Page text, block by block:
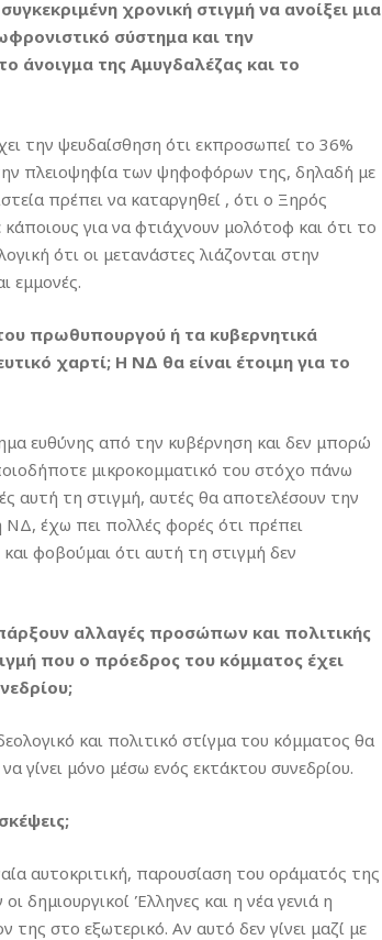
χρονική στιγμή να ανοίξει μια
σύστημα και την
άνοιγμα της Αμυγδαλέζας και το
την ψευδαίσθηση ότι εκπροσωπεί το 36%
πλειοψηφία των ψηφοφόρων της, δηλαδή με
πρέπει να καταργηθεί , ότι ο Ξηρός
κάποιους για να φτιάχνουν μολότοφ και ότι το
ότι οι μετανάστες λιάζονται στην
εμμονές.
πρωθυπουργού ή τα κυβερνητικά
χαρτί; Η ΝΔ θα είναι έτοιμη για το
ευθύνης από την κυβέρνηση και δεν μπορώ
μικροκομματικό του στόχο πάνω
αυτή τη στιγμή, αυτές θα αποτελέσουν την
έχω πει πολλές φορές ότι πρέπει
φοβούμαι ότι αυτή τη στιγμή δεν
αλλαγές προσώπων και πολιτικής
που ο πρόεδρος του κόμματος έχει
και πολιτικό στίγμα του κόμματος θα
γίνει μόνο μέσω ενός εκτάκτου συνεδρίου.
αυτοκριτική, παρουσίαση του οράματός της
δημιουργικοί Έλληνες και η νέα γενιά η
στο εξωτερικό. Αν αυτό δεν γίνει μαζί με